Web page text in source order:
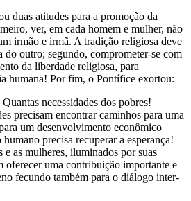
duas atitudes para a promoção da
ver, em cada homem e mulher, não
irmão e irmã. A tradição religiosa deve
do outro; segundo, comprometer-se com
da liberdade religiosa, para
humana! Por fim, o Pontífice exortou:
necessidades dos pobres!
precisam encontrar caminhos para uma
um desenvolvimento econômico
precisa recuperar a esperança!
e as mulheres, iluminados por suas
oferecer uma contribuição importante e
fecundo também para o diálogo inter-